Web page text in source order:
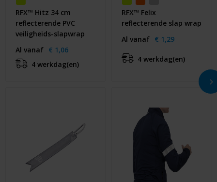
RFX™ Hitz 34 cm
reflecterende PVC
veiligheids-slapwrap
Al vanaf € 1,06
4 werkdag(en)
RFX™ Felix
reflecterende slap wrap
Al vanaf € 1,29
4 werkdag(en)